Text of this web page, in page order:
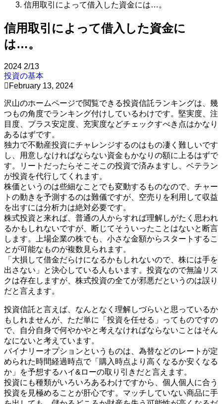
信用取引によって借入した資金には…。
信用取引によって借入した資金に
は…。
2024 2/13
投資の基本
February 13, 2024
沢山のホームページで閲覧できる投資信託ランキングは、幾
つもの角度でランキング付けしているわけです。堅実度、注
目度、プラス安定度、充実度などチェックすべき点はかなり
あるはずです。
独力で不動産投資にチャレンジするのはもの凄く難しいです
し、用意しなければならない資金もかなりの額に上るはずで
す。リートだったらそこそこの投資で済みますし、ベテラン
が投資を代行してくれます。
株価というのは些細なことでも変動するものなので、チャー
トの動きを予測するのは難儀ですが、空売りを利用して収益
を出すには分析力は絶対必要です。
株式投資と来れば、普通の人からすれば理解しがたく思われ
るかもしれないですが、断じてそういったことはないと断言
します。上場企業の株でも、小さな金額からスタートするこ
とが可能なものが複数見られます。
「大損して借金だらけになるかもしれないので、株には手を
出さない」と決心している人もいます。投資なので無論リス
クは存在しますが、株式投資の全てが邪悪だというのは誤り
だと言えます。
投資信託と言えば、なんとなく理解しづらいと思っているか
もしれませんが、ただ単に「投資を任せる」ってものですの
で、自分自身で何やかやと考えなければならないことはそん
なにないと考えています。
バイナリーオプションというものは、為替などのレートが定
められた時間経過時点で「購入時点より高くなるか安くなる
か」を予想するハイ&ローの取り引きだと言えます。
投資にも種類がいろいろあるわけですから、個人個人に合う
投資を見極めることが肝心です。マッチしていない商品に手